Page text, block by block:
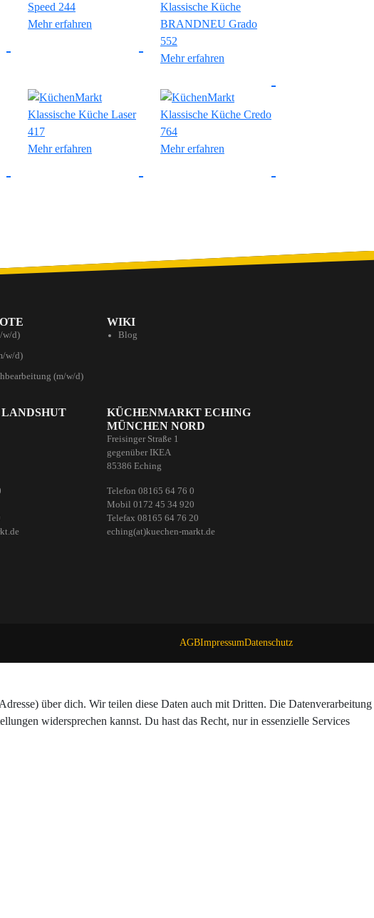
Mehr erfahren
Mehr erfahren
Mehr erfahren Mehr erfahren
w/d)
w/d)
(m/w/d)
WIKI
Blog
KÜCHENMARKT ECHING
MÜNCHEN NORD
Freisinger Straße 1
gegenüber IKEA
85386 Eching
Telefon 08165 64 76 0
Mobil 0172 45 34 920
Telefax 08165 64 76 20
eching(at)kuechen-markt.de
AGBImpressumDatenschutz
über dich. Wir teilen diese Daten auch mit Dritten. Die Datenverarbeitung
widersprechen kannst. Du hast das Recht, nur in essenzielle Services